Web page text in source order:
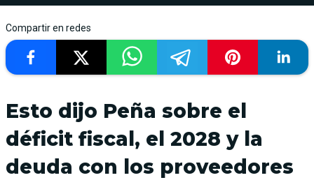
Compartir en redes
Esto dijo Peña sobre el
déficit fiscal, el 2028 y la
deuda con los proveedores